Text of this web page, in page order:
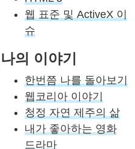
웹 표준 및 ActiveX 이
슈
나의 이야기
한번쯤 나를 돌아보기
웹코리아 이야기
청정 자연 제주의 삶
내가 좋아하는 영화
드라마